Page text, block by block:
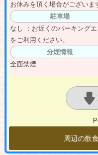
お休みを頂く場合がございま
駐車場
なし ：お近くのパーキングエ
をご利用ください。
分煙情報
全面禁煙
周辺の飲